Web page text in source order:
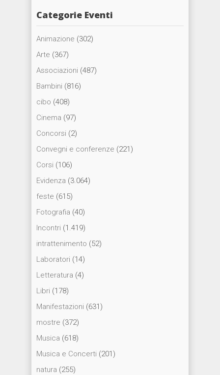
Categorie Eventi
Animazione (302)
Arte (367)
Associazioni (487)
Bambini (816)
cibo (408)
Cinema (97)
Concorsi (2)
Convegni e conferenze (221)
Corsi (106)
Evidenza (3.064)
feste (615)
Fotografia (40)
Incontri (1.419)
intrattenimento (52)
Laboratori (14)
Letteratura (4)
Libri (178)
Manifestazioni (631)
mostre (372)
Musica (618)
Musica e Concerti (201)
natura (255)